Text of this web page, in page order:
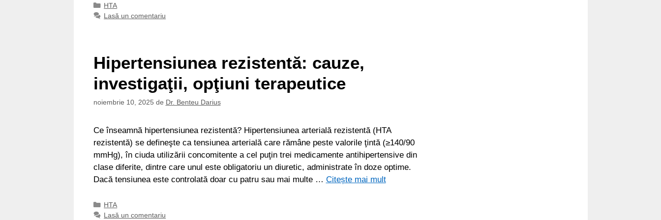
Categorii
HTA
Lasă un comentariu
Hipertensiunea rezistentă: cauze,
investigaţii, opţiuni terapeutice
noiembrie 10, 2025 de Dr. Benteu Darius
Ce înseamnă hipertensiunea rezistentă? Hipertensiunea arterială rezistentă (HTA
rezistentă) se defineşte ca tensiunea arterială care rămâne peste valorile ţintă (≥140/90
mmHg), în ciuda utilizării concomitente a cel puţin trei medicamente antihipertensive din
clase diferite, dintre care unul este obligatoriu un diuretic, administrate în doze optime.
Dacă tensiunea este controlată doar cu patru sau mai multe … Citește mai mult
Categorii
HTA
Lasă un comentariu